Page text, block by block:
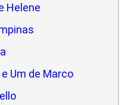
Helene
Um de Marco